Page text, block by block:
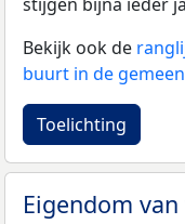
Bekijk ook de
buurt in de
Toelichting
Eigendom